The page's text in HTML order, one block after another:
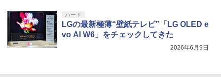
ハード
LGの最新極薄“壁紙テレビ”「LG OLED e
vo AI W6」をチェックしてきた
2026年6月9日